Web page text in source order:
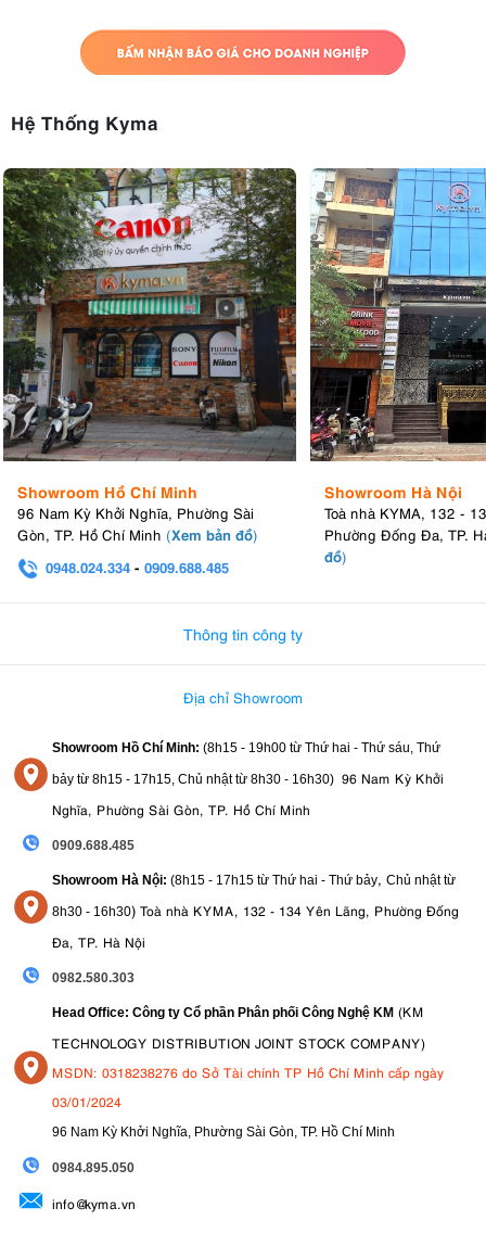
Hệ Thống Kyma
Showroom Hồ Chí Minh
96 Nam Kỳ Khởi Nghĩa, Phường Sài
Gòn, TP. Hồ Chí Minh (Xem bản đồ)
0948.024.334 - 0909.688.485
Showroom Hà Nội
Toà nhà KYMA, 132 -
Phường Đống Đa, TP.
đồ)
Thông tin công ty
Địa chỉ Showroom
Showroom Hồ Chí Minh: (8h15 - 19h00 từ Thứ hai - Thứ sáu, Thứ
bảy từ 8h15 - 17h15, Chủ nhật từ 8h30 - 16h30) 96 Nam Kỳ Khởi
Nghĩa, Phường Sài Gòn, TP. Hồ Chí Minh
0909.688.485
Showroom Hà Nội: (8h15 - 17h15 từ Thứ hai - Thứ bảy, Chủ nhật từ
8h30 - 16h30) Toà nhà KYMA, 132 - 134 Yên Lãng, Phường Đống
Đa, TP. Hà Nội
0982.580.303
Head Office: Công ty Cổ phần Phân phối Công Nghệ KM (KM
TECHNOLOGY DISTRIBUTION JOINT STOCK COMPANY)
MSDN: 0318238276 do Sở Tài chính TP Hồ Chí Minh cấp ngày
03/01/2024
96 Nam Kỳ Khởi Nghĩa, Phường Sài Gòn, TP. Hồ Chí Minh
0984.895.050
info@kyma.vn